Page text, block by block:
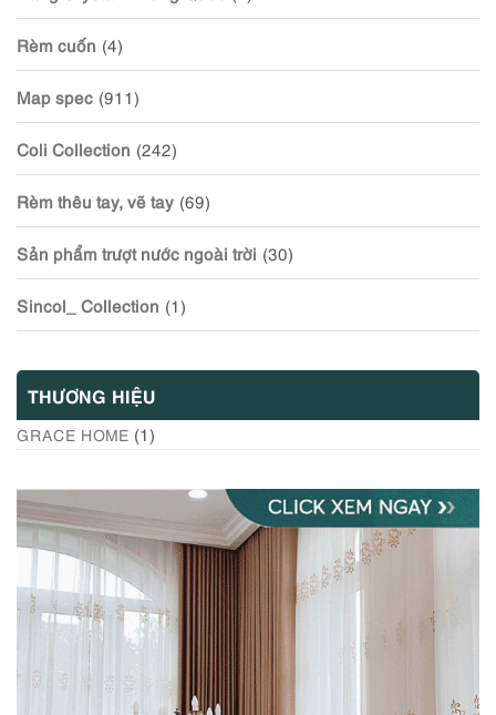
Rèm cuốn (4)
Map spec (911)
Coli Collection (242)
Rèm thêu tay, vẽ tay (69)
Sản phẩm trượt nước ngoài trời (30)
Sincol_ Collection (1)
THƯƠNG HIỆU
GRACE HOME (1)